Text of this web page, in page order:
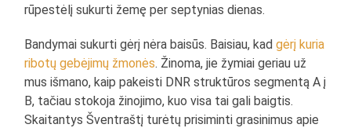
rūpestėlį sukurti žemę per septynias dienas.
Bandymai sukurti gėrį nėra baisūs. Baisiau, kadgėrį kuria
ribotų gebėjimų žmonės. Žinoma, jie žymiai geriau už
mus išmano, kaip pakeisti DNR struktūros segmentą A į
B, tačiau stokoja žinojimo, kuo visa tai gali baigtis.
Skaitantys Šventraštį turėtų prisiminti grasinimus apie